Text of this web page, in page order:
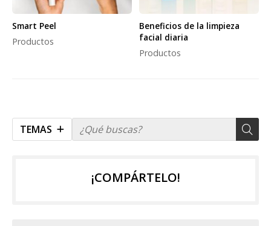
TEMAS
Smart Peel
Productos
Beneficios de la limpieza
facial diaria
Productos
¡COMPÁRTELO!